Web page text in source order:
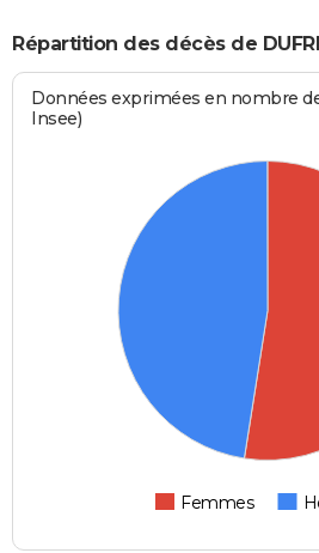
Répartition des décès de
Données exprimées en nombre
Insee)
Femmes